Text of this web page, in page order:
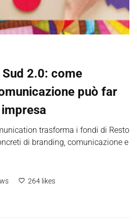
2.0: come
può far
trasforma i fondi di Resto
di branding, comunicazione e
264 likes